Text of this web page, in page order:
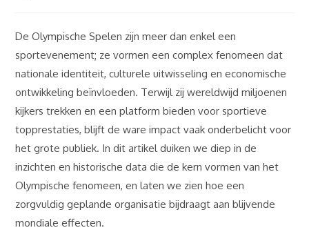
De Olympische Spelen zijn meer dan enkel een
sportevenement; ze vormen een complex fenomeen dat
nationale identiteit, culturele uitwisseling en economische
ontwikkeling beïnvloeden. Terwijl zij wereldwijd miljoenen
kijkers trekken en een platform bieden voor sportieve
topprestaties, blijft de ware impact vaak onderbelicht voor
het grote publiek. In dit artikel duiken we diep in de
inzichten en historische data die de kern vormen van het
Olympische fenomeen, en laten we zien hoe een
zorgvuldig geplande organisatie bijdraagt aan blijvende
mondiale effecten.